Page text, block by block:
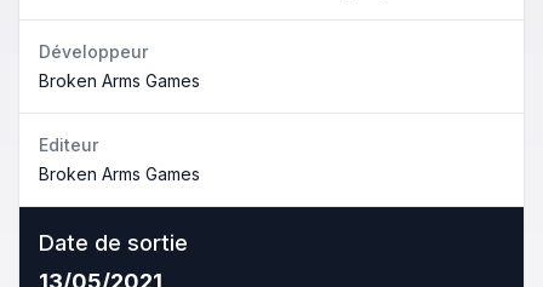
Développeur
Broken Arms Games
Editeur
Broken Arms Games
Date de sortie
13/05/2021